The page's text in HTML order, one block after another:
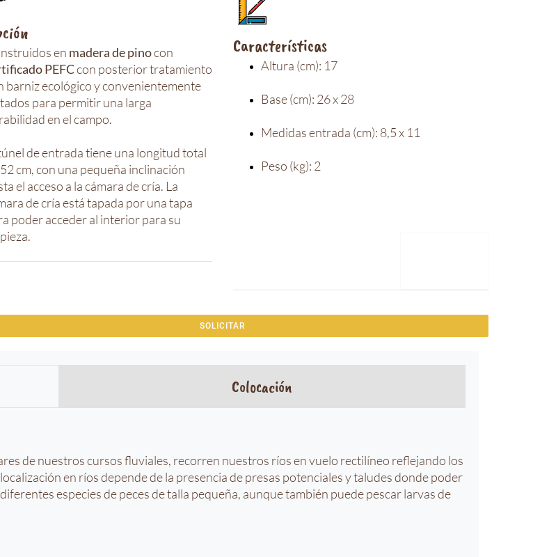
en madera de pinocon
PEFCcon posterior tratamiento
barniz ecológico y convenientemente
para permitir una larga
en el campo.
de entrada tiene una longitud total
cm, con una pequeña inclinación
el acceso a la cámara de cría. La
de cría está tapada por una tapa
poder acceder al interior para su
Características
Altura (cm): 17
Base (cm): 26 x 28
Medidas entrada (cm): 8,5 x 11
Peso (kg): 2
SOLICITAR
Colocación
de nuestros cursos fluviales, recorren nuestros ríos en vuelo rectilíneo reflejando los
en ríos depende de la presencia de presas potenciales y taludes donde poder
especies de peces de talla pequeña, aunque también puede pescar larvas de